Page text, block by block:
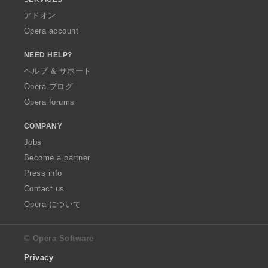
アドオン
Opera account
NEED HELP?
ヘルプ & サポート
Opera ブログ
Opera forums
COMPANY
Jobs
Become a partner
Press info
Contact us
Opera について
© Opera Software
Privacy